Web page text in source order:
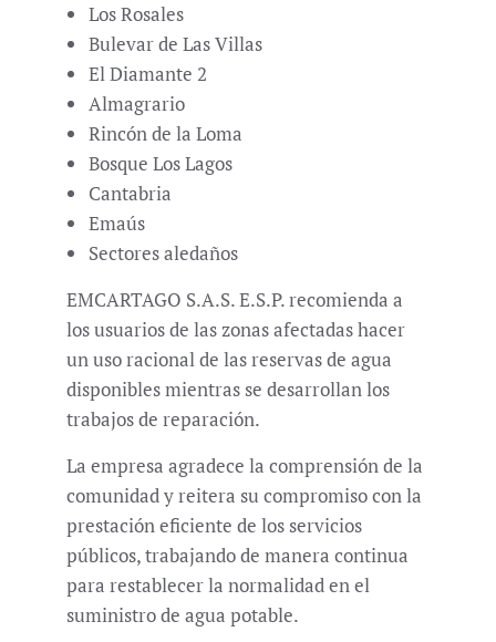
Los Rosales
Bulevar de Las Villas
El Diamante 2
Almagrario
Rincón de la Loma
Bosque Los Lagos
Cantabria
Emaús
Sectores aledaños
EMCARTAGO S.A.S. E.S.P. recomienda a
los usuarios de las zonas afectadas hacer
un uso racional de las reservas de agua
disponibles mientras se desarrollan los
trabajos de reparación.
La empresa agradece la comprensión de la
comunidad y reitera su compromiso con la
prestación eficiente de los servicios
públicos, trabajando de manera continua
para restablecer la normalidad en el
suministro de agua potable.